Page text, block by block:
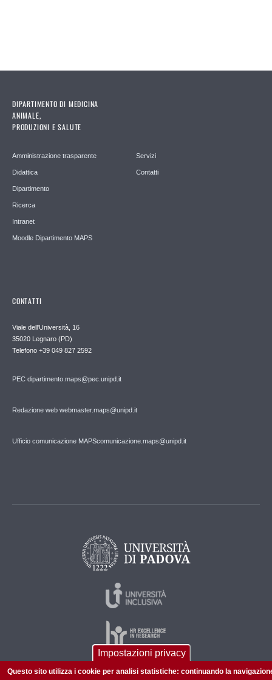
DIPARTIMENTO DI MEDICINA
ANIMALE,
PRODUZIONI E SALUTE
Amministrazione trasparente
Didattica
Dipartimento
Ricerca
Intranet
Moodle Dipartimento MAPS
Servizi
Contatti
CONTATTI
Viale dell'Università, 16
35020 Legnaro (PD)
Telefono +39 049 827 2592
PEC dipartimento.maps@pec.unipd.it
Redazione web webmaster.maps@unipd.it
Ufficio comunicazione MAPScomunicazione.maps@unipd.it
Impostazioni privacy
Questo sito utilizza i cookie per analisi statistiche: continuando la